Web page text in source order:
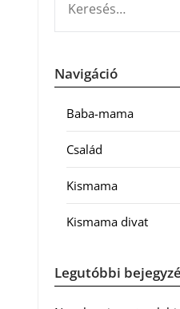
Navigáció
Baba-mama
Család
Kismama
Kismama divat
Legutóbbi